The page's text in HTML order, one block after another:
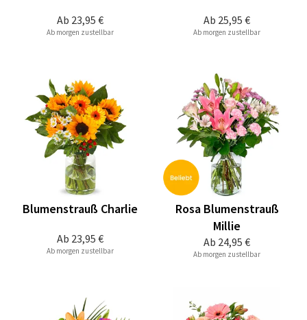
Ab 23,95 €
Ab morgen zustellbar
Ab 25,95 €
Ab morgen zustellbar
Ab 23,95 €
Blumenstrauß Charlie
Ab morgen zustellbar
Ab 24,95 €
Rosa Blumenstrauß
Millie
Ab morgen zustellbar